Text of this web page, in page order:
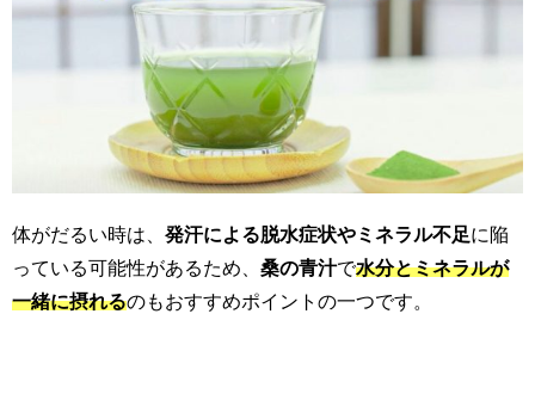
体がだるい時は、 発汗による脱水症状やミネラル不足に陥
っている可能性があるため、 桑の青汁で水分とミネラルが
一緒に摂れるのもおすすめポイントの一つです。